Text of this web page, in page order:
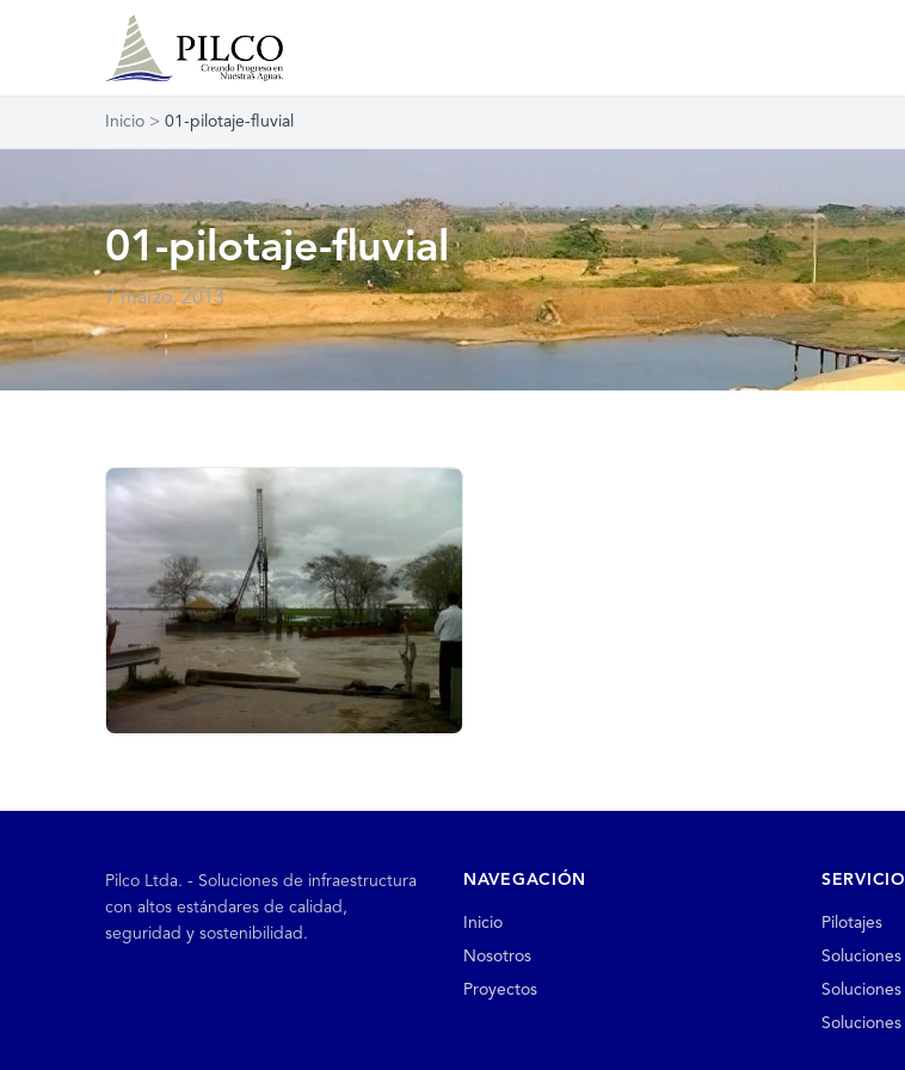
Inicio > 01-pilotaje-fluvial
01-pilotaje-fluvial
7 marzo, 2013
Pilco Ltda. - Soluciones de infraestructura
con altos estándares de calidad,
seguridad y sostenibilidad.
NAVEGACIÓN
Inicio
Nosotros
Proyectos
Pilotajes
Soluciones